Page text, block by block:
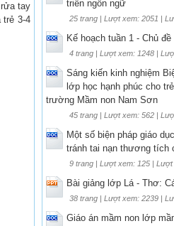
tay
trẻ 3-4
triển ngôn ngữ
25 trang | Lượt xem: 2051 |
Kế hoạch tuần 1 - Chủ đề
4 trang | Lượt xem: 1248 |
Sáng kiến kinh nghiệm
lớp học hạnh phúc cho
trường Mầm non Nam Sơn
45 trang | Lượt xem: 562 |
Một số biện pháp giáo
tránh tai nạn thương tích
9 trang | Lượt xem: 125 | Lượt
Bài giảng lớp Lá - Thơ:
38 trang | Lượt xem: 2239 |
Giáo án mầm non lớp